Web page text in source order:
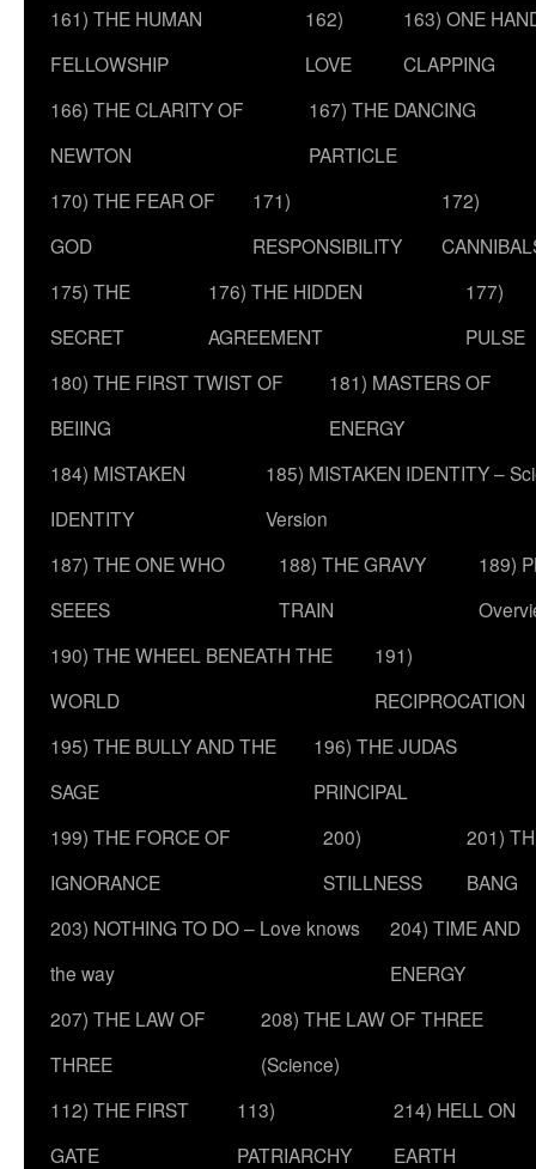
161) THE HUMAN
FELLOWSHIP
162)
LOVE
163) ONE
CLAPPING
166) THE CLARITY OF
NEWTON
167) THE DANCING
PARTICLE
170) THE FEAR OF
GOD
171)
RESPONSIBILITY
172)
175) THE
SECRET
176) THE HIDDEN
AGREEMENT
177)
PULSE
180) THE FIRST TWIST OF
BEIING
181) MASTERS OF
ENERGY
184) MISTAKEN
IDENTITY
185) MISTAKEN IDENTITY –
Version
187) THE ONE WHO
SEEES
188) THE GRAVY
TRAIN
189)
190) THE WHEEL BENEATH THE
WORLD
191)
RECIPROCATION
195) THE BULLY AND THE
SAGE
196) THE JUDAS
PRINCIPAL
199) THE FORCE OF
IGNORANCE
200)
STILLNESS
201)
BANG
203) NOTHING TO DO – Love knows
the way
204) TIME AND
ENERGY
207) THE LAW OF
THREE
208) THE LAW OF THREE
(Science)
112) THE FIRST
GATE
113)
PATRIARCHY
214) HELL ON
EARTH